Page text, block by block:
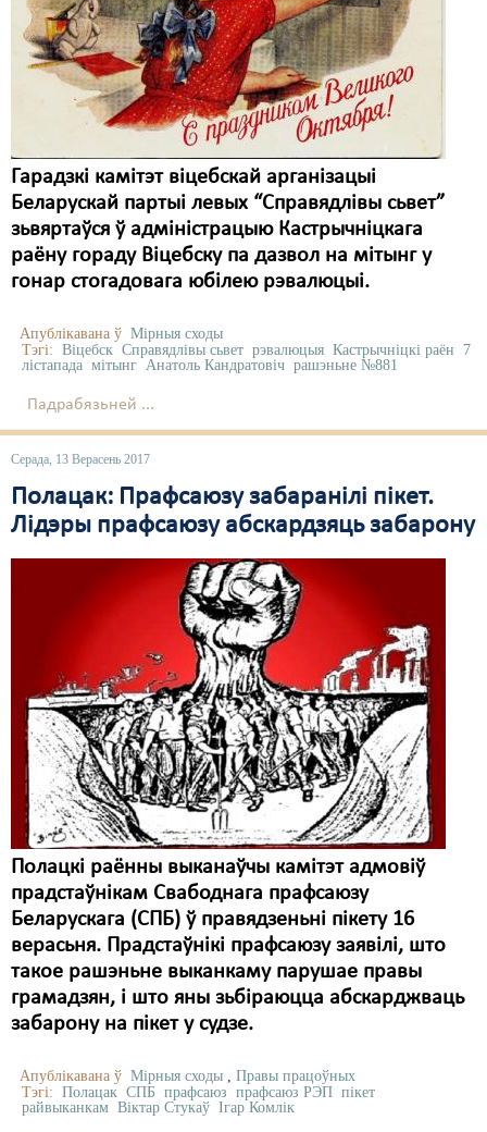
Гарадзкі камітэт віцебскай арганізацыі
Беларускай партыі левых “Справядлівы сьвет”
зьвяртаўся ў адміністрацыю Кастрычніцкага
раёну гораду Віцебску па дазвол на мітынг у
гонар стогадовага юбілею рэвалюцыі.
Апублікавана ў Мірныя сходы
Тэгі: Віцебск Справядлівы сьвет рэвалюцыя Кастрычніцкі раён
7
лістапада мітынг Анатоль Кандратовіч рашэньне №881
Падрабязьней ...
Серада, 13 Верасень 2017
Полацак: Прафсаюзу забаранілі пікет.
Лідэры прафсаюзу абскардзяць забарону
Полацкі раённы выканаўчы камітэт адмовіў
прадстаўнікам Свабоднага прафсаюзу
Беларускага (СПБ) ў правядзеньні пікету 16
верасьня. Прадстаўнікі прафсаюзу заявілі, што
такое рашэньне выканкаму парушае правы
грамадзян, і што яны зьбіраюцца абскарджваць
забарону на пікет у судзе.
Апублікавана ў Мірныя сходы , Правы працоўных
Тэгі: Полацак СПБ прафсаюз прафсаюз РЭП пікет
райвыканкам Віктар Стукаў Ігар Комлік
Сацыяльныя правы